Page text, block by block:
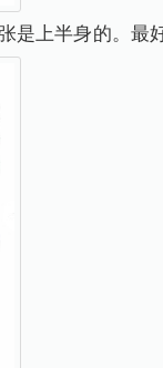
是上半身的。最